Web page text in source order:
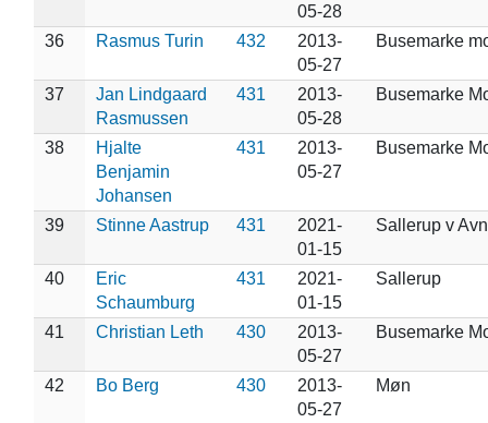
05-28
36 Rasmus Turin 432
2013-
05-27
Busemarke
37
Jan Lindgaard
Rasmussen
431
2013-
05-28
Busemarke
38
Hjalte
Benjamin
Johansen
431
2013-
05-27
Busemarke
39 Stinne Aastrup 431
2021-
01-15
Sallerup v
40
Eric
Schaumburg
431
2021-
01-15
Sallerup
41 Christian Leth 430
2013-
05-27
Busemarke
42 Bo Berg 430
2013-
05-27
Møn